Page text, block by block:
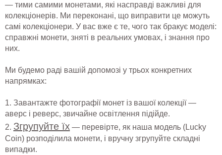
— тими самими монетами, які насправді важливі для
колекціонерів. Ми переконані, що виправити це можуть
самі колекціонери. У вас вже є те, чого так бракує моделі:
справжні монети, зняті в реальних умовах, і знання про
них.
Ми будемо раді вашій допомозі у трьох конкретних
напрямках:
1. Завантажте фотографії монет із вашої колекції —
аверс і реверс, звичайне освітлення підійде.
2. Згрупуйте їх — перевірте, як наша модель (Lucky
Coin) розподілила монети, і вручну згрупуйте складні
випадки.